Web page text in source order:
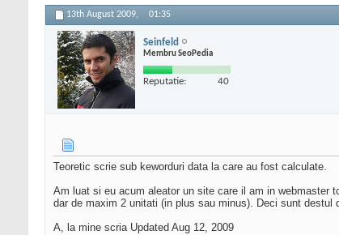
13th August 2009, 01:35
Seinfeld
Membru SeoPedia
Reputatie: 40
Teoretic scrie sub keworduri data la care au fost calculate.
Am luat si eu acum aleator un site care il am in webmaster
dar de maxim 2 unitati (in plus sau minus). Deci sunt destul
A, la mine scria Updated Aug 12, 2009